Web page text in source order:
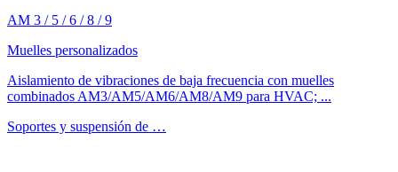
AM 3 / 5 / 6 / 8 / 9
Muelles personalizados
Aislamiento de vibraciones de baja frecuencia con muelles
combinados AM3/AM5/AM6/AM8/AM9 para HVAC; ...
Soportes y suspensión de …